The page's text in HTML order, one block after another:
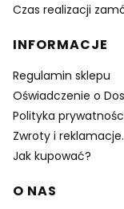
Czas realizacji
INFORMACJE
Regulamin sklepu
Oświadczenie o
Polityka
Zwroty i reklamacje.
Jak kupować?
O NAS